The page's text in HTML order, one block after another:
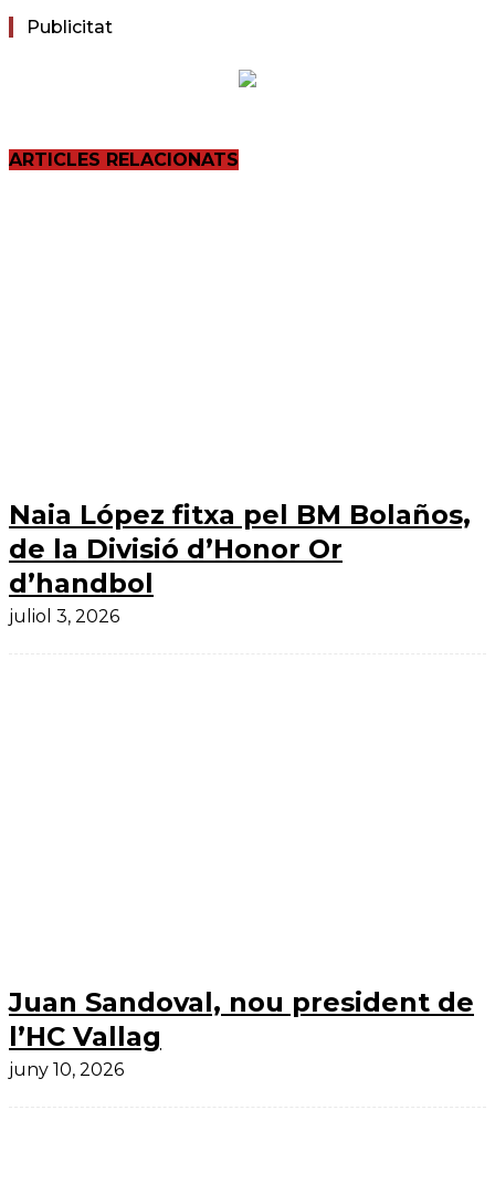
Publicitat
ARTICLES RELACIONATS
Naia López fitxa pel BM Bolaños,
de la Divisió d’Honor Or
d’handbol
juliol 3, 2026
Juan Sandoval, nou president de
l’HC Vallag
juny 10, 2026